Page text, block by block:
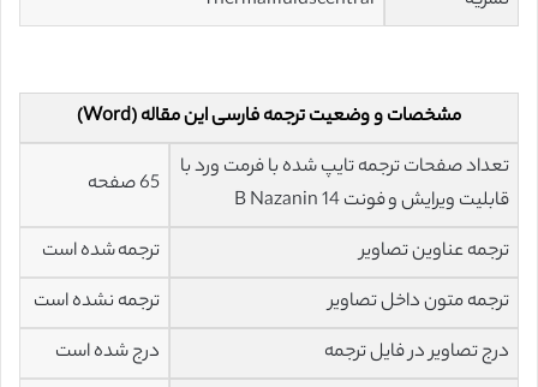
مشخصات و وضعیت ترجمه فارسی این مقاله (Word)
تعداد صفحات ترجمه تایپ شده با فرمت ورد با
قابلیت ویرایش و فونت 14 B Nazanin
65 صفحه
ترجمه عناوین تصاویر
ترجمه شده است
ترجمه متون داخل تصاویر
ترجمه نشده است
درج تصاویر در فایل ترجمه
درج شده است